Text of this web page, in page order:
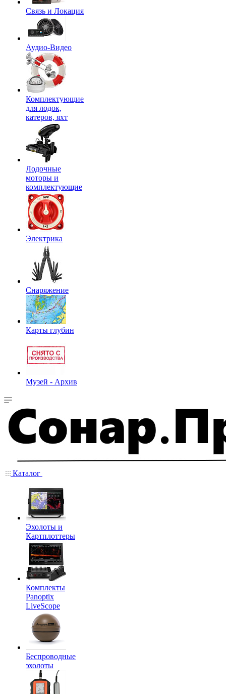
Связь и Локация
Аудио-Видео
Комплектующие
для лодок,
катеров, яхт
Лодочные
моторы и
комплектующие
Электрика
Снаряжение
Карты глубин
Музей - Архив
Каталог
Эхолоты и
Картплоттеры
Комплекты
Panoptix
LiveScope
Беспроводные
эхолоты